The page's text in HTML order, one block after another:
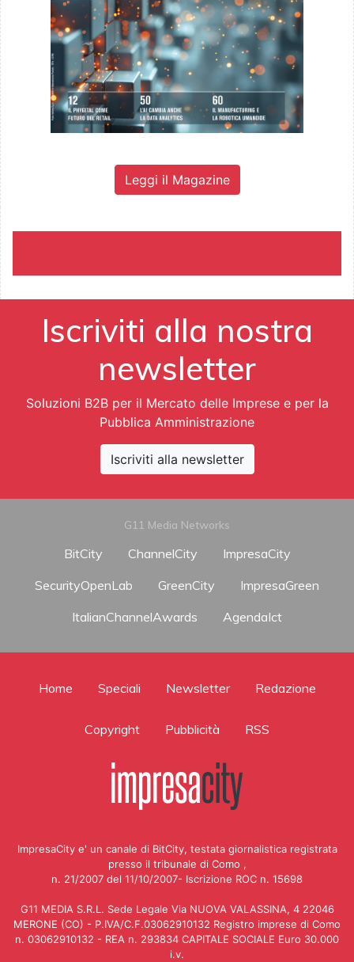
Leggi il Magazine
Iscriviti alla nostra
newsletter
Soluzioni B2B per il Mercato delle Imprese e per la
Pubblica Amministrazione
Iscriviti alla newsletter
G11 Media Networks
BitCity ChannelCity
ImpresaCity
SecurityOpenLab
GreenCity
ImpresaGreen
ItalianChannelAwards
AgendaIct
Home Speciali Newsletter Redazione
Copyright Pubblicità RSS
ImpresaCity e' un canale di BitCity, testata giornalistica registrata
presso il tribunale di Como ,
n. 21/2007 del 11/10/2007- Iscrizione ROC n. 15698
G11 MEDIA S.R.L. Sede Legale Via NUOVA VALASSINA, 4 22046
MERONE (CO) - P.IVA/C.F.03062910132 Registro imprese di Como
n. 03062910132 - REA n. 293834 CAPITALE SOCIALE Euro 30.000
i.v.